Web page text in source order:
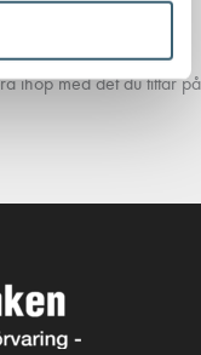
ihop med det du tittar på